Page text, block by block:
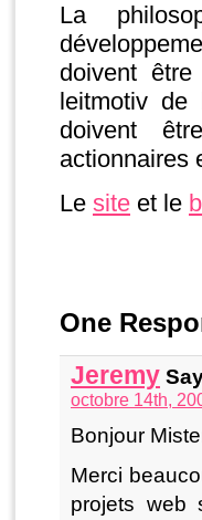
La
doivent
leitmotiv de
doivent
actionnaires
Le site et le
One
Jeremy
octobre 14th,
Bonjour
Merci
projets web